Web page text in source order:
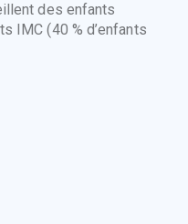
des enfants
IMC (40 % d’enfants